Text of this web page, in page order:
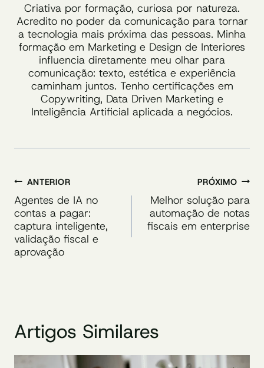
Criativa por formação, curiosa por natureza.
Acredito no poder da comunicação para tornar
a tecnologia mais próxima das pessoas. Minha
formação em Marketing e Design de Interiores
influencia diretamente meu olhar para
comunicação: texto, estética e experiência
caminham juntos. Tenho certificações em
Copywriting, Data Driven Marketing e
Inteligência Artificial aplicada a negócios.
Navegação
de
Post
ANTERIOR
Agentes de IA no
contas a pagar:
captura inteligente,
validação fiscal e
aprovação
PRÓXIMO
Melhor solução para
automação de notas
fiscais em enterprise
Artigos Similares